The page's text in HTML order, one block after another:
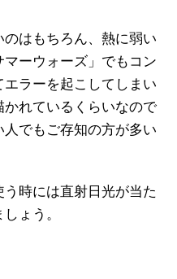
はもちろん、熱に弱い
ーウォーズ」でもコン
ラーを起こしてしまい
れているくらいなので
でもご存知の方が多い
時には直射日光が当た
ょう。